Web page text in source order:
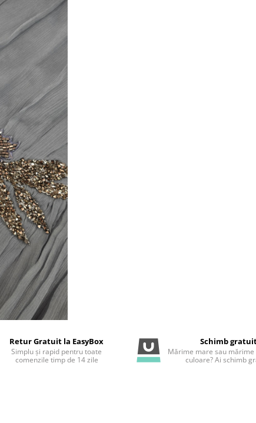
Retur Gratuit la EasyBox
Simplu și rapid pentru toate
comenzile timp de 14 zile
Schimb
Mărime mare sau mărime
culoare? Ai schimb